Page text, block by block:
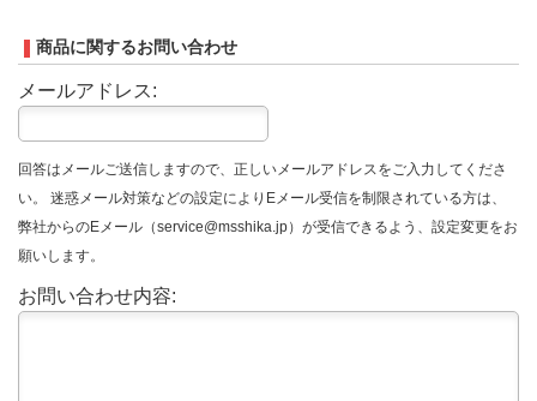
商品に関するお問い合わせ
メールアドレス:
回答はメールご送信しますので、正しいメールアドレスをご入力してくださ
い。 迷惑メール対策などの設定によりEメール受信を制限されている方は、
弊社からのEメール（service@msshika.jp）が受信できるよう、設定変更をお
願いします。
お問い合わせ内容: